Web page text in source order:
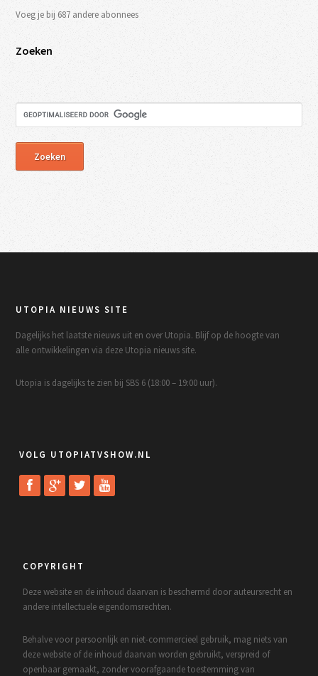
Voeg je bij 687 andere abonnees
Zoeken
UTOPIA NIEUWS SITE
Dagelijks het laatste nieuws uit en over Utopia. Blijf op de hoogte van
alle ontwikkelingen via deze Utopia nieuws site.
Utopia is dagelijks te zien bij SBS 6 (18:00 – 19:00 uur).
VOLG UTOPIATVSHOW.NL
COPYRIGHT
Deze website en de inhoud daarvan is beschermd door auteursrecht en
andere intellectuele eigendomsrechten.
Behalve voor persoonlijk en niet-commercieel gebruik, mag niets van
deze website of de inhoud daarvan worden gebruikt, verspreid of
openbaar gemaakt, zonder voorafgaande toestemming van